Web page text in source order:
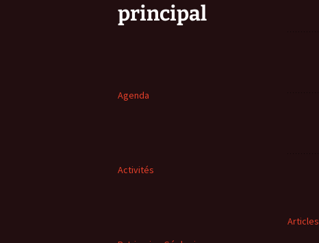
principal
Agenda
Activités
Articles